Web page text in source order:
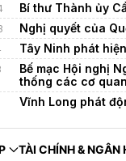
Bí thư Thành ủy
Nghị quyết của
Tây Ninh phát
Bế mạc Hội nghị
thống các cơ
Vĩnh Long phát
TÀI CHÍNH & NGÂN